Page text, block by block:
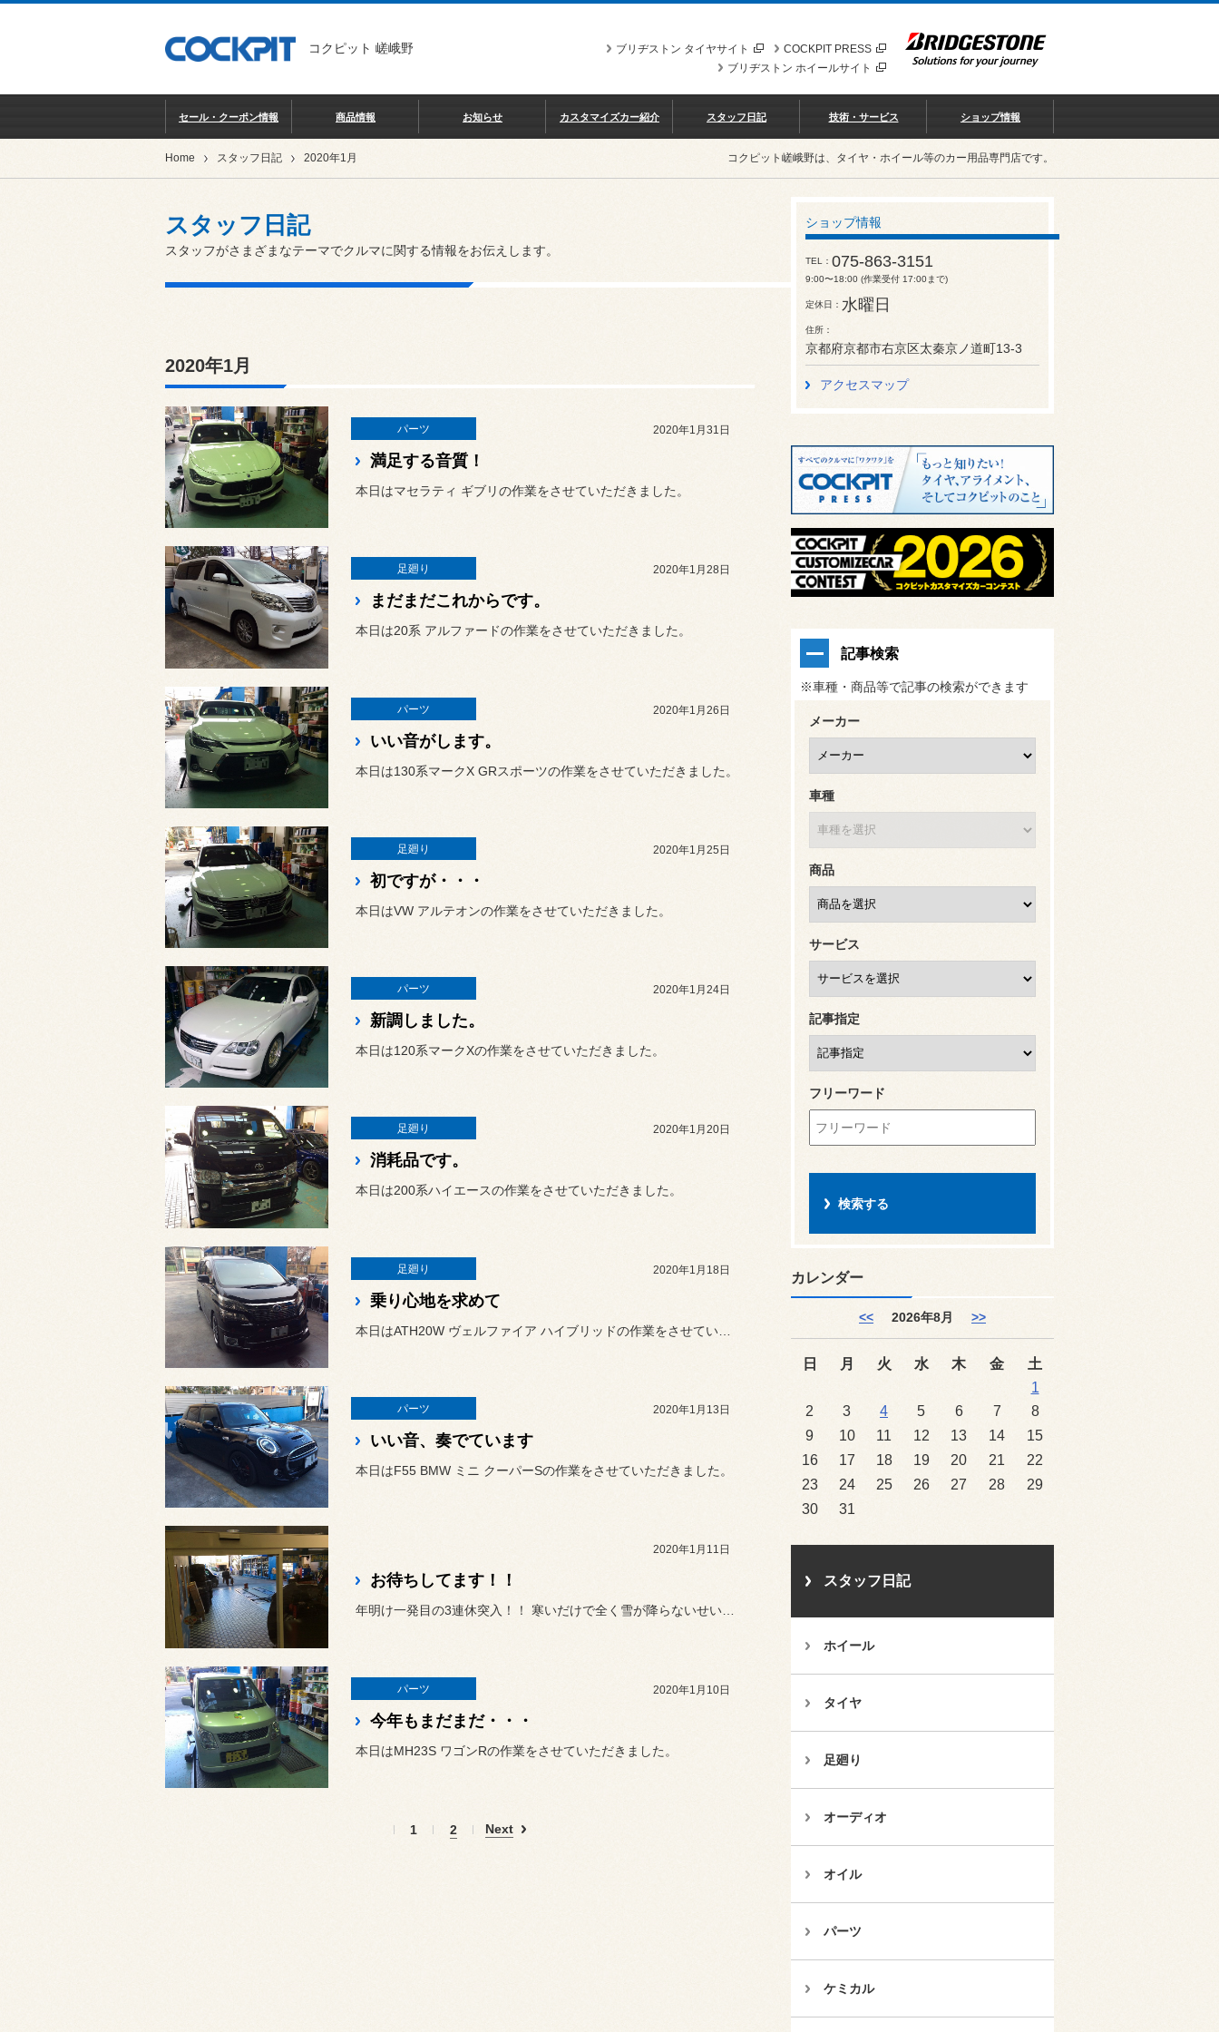
コクピット 嵯峨野 COCKPIT PRESS
ブリヂストン タイヤサイト
ブリヂストン ホイールサイト
セール・クーポン情報 商品情報 お知らせ カスタマイズカー紹介 スタッフ日記 技術・サービス ショップ情報
Home スタッフ日記 2020年1月 コクピット嵯峨野は、タイヤ・ホイール等のカー用品専門店です。
スタッフ日記
スタッフがさまざまなテーマでクルマに関する情報をお伝えします。
2020年1月
パーツ 2020年1月31日
満足する音質！
本日はマセラティ ギブリの作業をさせていただきました。
足廻り 2020年1月28日
まだまだこれからです。
本日は20系 アルファードの作業をさせていただきました。
パーツ 2020年1月26日
いい音がします。
本日は130系マークX GRスポーツの作業をさせていただきました。
足廻り 2020年1月25日
初ですが・・・
本日はVW アルテオンの作業をさせていただきました。
パーツ 2020年1月24日
新調しました。
本日は120系マークXの作業をさせていただきました。
足廻り 2020年1月20日
消耗品です。
本日は200系ハイエースの作業をさせていただきました。
足廻り 2020年1月18日
乗り心地を求めて
パーツ 2020年1月13日
いい音、奏でています
本日はF55 BMW ミニ クーパーSの作業をさせていただきました。
2020年1月11日
お待ちしてます！！
年明け一発目の3連休突入！！ 寒いだけで全く雪が降らないせいな...
パーツ 2020年1月10日
今年もまだまだ・・・
本日はMH23S ワゴンRの作業をさせていただきました。
1 2 Next
ショップ情報
TEL 075-863-3151
9:00〜18:00 (作業受付 17:00まで)
定休日 水曜日
住所
京都府京都市右京区太秦京ノ道町13-3
アクセスマップ
記事検索
※車種・商品等で記事の検索ができます
メーカー
車種
商品
サービス
記事指定
フリーワード
カレンダー
<< 2026年8月 >>
日 月 火 水 木 金
土
1
2
3 4 5 6 7
8
9
10 11 12 13 14
15
16
17 18 19 20 21
22
23
24 25 26 27 28
29
30
31
スタッフ日記
ホイール
タイヤ
足廻り
オーディオ
オイル
パーツ
ケミカル